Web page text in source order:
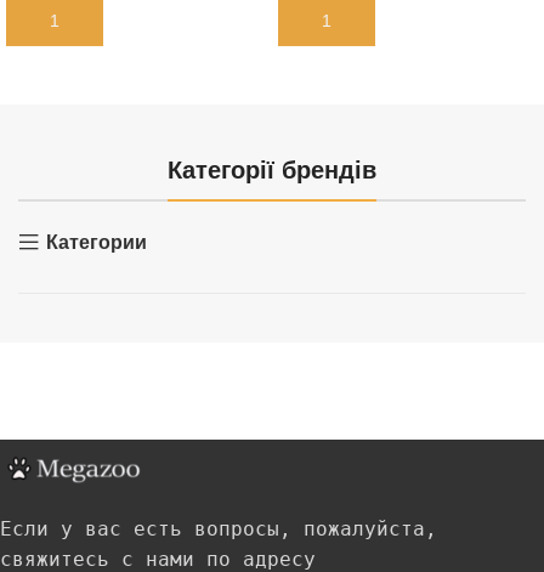
В КОРЗИНУ В КОРЗИНУ
Категорії брендів
Категории
Если у вас есть вопросы, пожалуйста,
свяжитесь с нами по адресу